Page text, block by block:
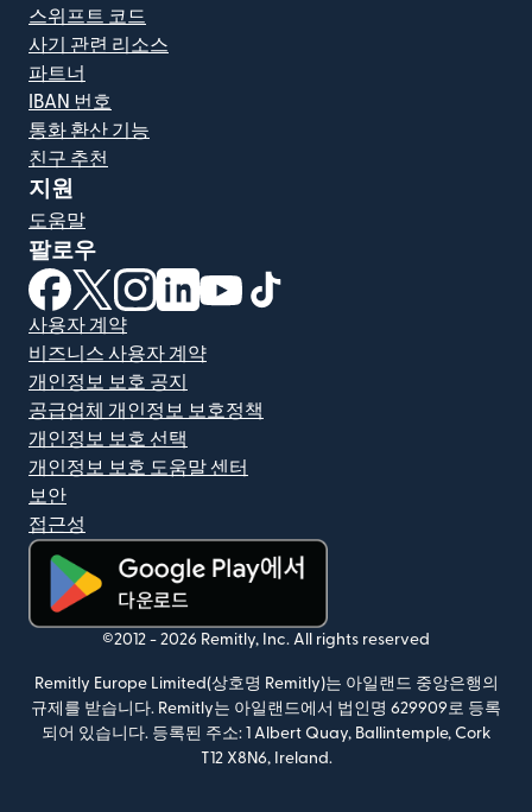
스위프트 코드
사기 관련 리소스
파트너
IBAN 번호
통화 환산 기능
친구 추천
지원
도움말
팔로우
(새 창에서 열림)
(새 창에서 열림)
(새 창에서 열림)
(새 창에서 열림)
(새 창에서 열림)
사용자 계약
비즈니스 사용자 계약
개인정보 보호 공지
공급업체 개인정보 보호정책
개인정보 보호 선택
개인정보 보호 도움말 센터
보안
접근성
(새 창에서 열림)
©2012 - 2026 Remitly, Inc. All rights reserved
Remitly Europe Limited(상호명 Remitly)는 아일랜드 중앙은행의
규제를 받습니다. Remitly는 아일랜드에서 법인명 629909로 등록
되어 있습니다. 등록된 주소: 1 Albert Quay, Ballintemple, Cork
T12 X8N6, Ireland.